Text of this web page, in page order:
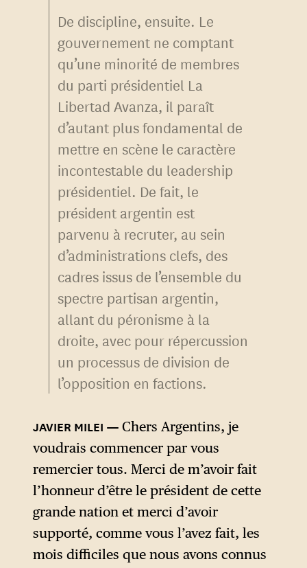
De discipline, ensuite. Le
gouvernement ne comptant
qu’une minorité de membres
du parti présidentiel La
Libertad Avanza, il paraît
d’autant plus fondamental de
mettre en scène le caractère
incontestable du leadership
présidentiel. De fait, le
président argentin est
parvenu à recruter, au sein
d’administrations clefs, des
cadres issus de l’ensemble du
spectre partisan argentin,
allant du péronisme à la
droite, avec pour répercussion
un processus de division de
l’opposition en factions.
Chers Argentins, je
voudrais commencer par vous
remercier tous. Merci de m’avoir fait
l’honneur d’être le président de cette
grande nation et merci d’avoir
supporté, comme vous l’avez fait, les
mois difficiles que nous avons connus